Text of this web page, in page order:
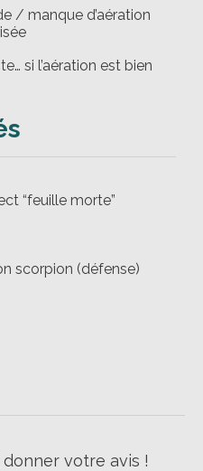
/ manque d’aération
si l’aération est bien
“feuille morte”
scorpion (défense)
votre avis !